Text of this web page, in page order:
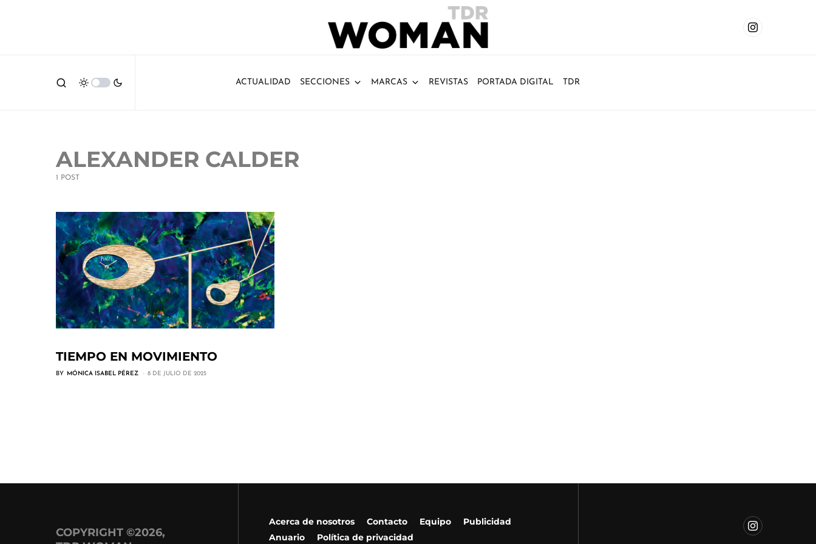
ACTUALIDAD SECCIONES MARCAS REVISTAS PORTADA DIGITAL TDR
ALEXANDER CALDER
1 POST
TIEMPO EN MOVIMIENTO
BY MÓNICA ISABEL PÉREZ 8 DE JULIO DE 2025
COPYRIGHT ©2026,
Acerca de nosotros Contacto Equipo
Publicidad
Anuario
Política de privacidad